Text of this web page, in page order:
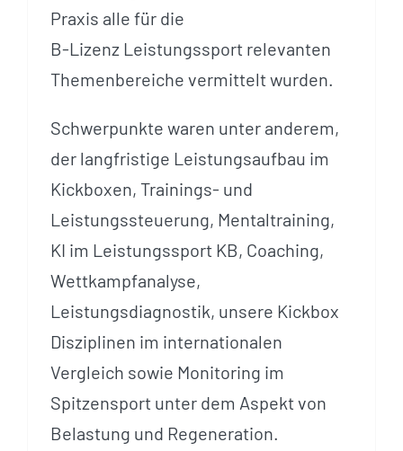
Praxis alle für die
B-Lizenz Leistungssport relevanten
Themenbereiche vermittelt wurden.
Schwerpunkte waren unter anderem,
der langfristige Leistungsaufbau im
Kickboxen, Trainings- und
Leistungssteuerung, Mentaltraining,
KI im Leistungssport KB, Coaching,
Wettkampfanalyse,
Leistungsdiagnostik, unsere Kickbox
Disziplinen im internationalen
Vergleich sowie Monitoring im
Spitzensport unter dem Aspekt von
Belastung und Regeneration.